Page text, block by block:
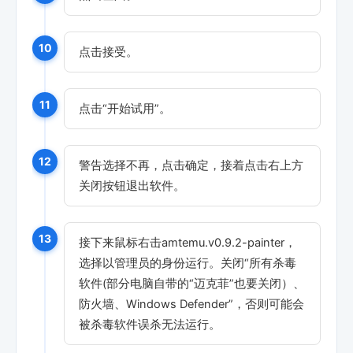
10 点击接受。
11 点击“开始试用”。
12
警告选择不再，点击确定，接着点击右上方
关闭按钮退出软件。
13
接下来鼠标右击amtemu.v0.9.2-painter，
选择以管理员的身份运行。关闭“所有杀毒
软件(部分电脑自带的“迈克菲”也要关闭）、
防火墙、Windows Defender”，否则可能会
被杀毒软件误杀无法运行。